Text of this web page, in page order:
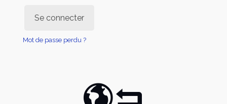
Se connecter
Mot de passe perdu ?